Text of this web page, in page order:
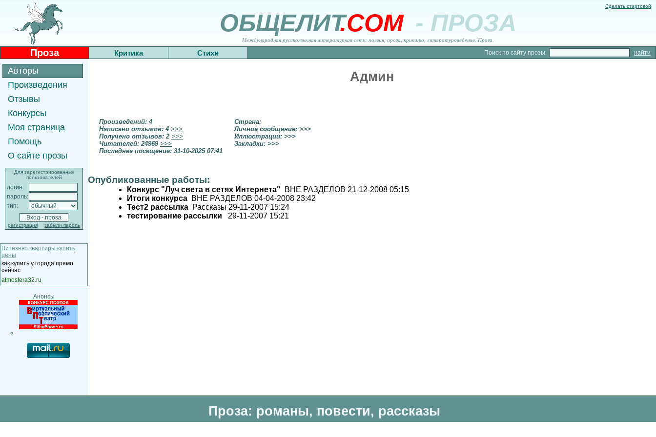
Сделать стартовой
ОБЩЕЛИТ.COM - ПРОЗА
Международная русскоязычная литературная сеть: поэзия, проза, критика, литературоведение. Проза.
Проза Критика Стихи Поиск по сайту прозы:
Авторы
Произведения
Отзывы
Конкурсы
Моя страница
Помощь
О сайте прозы
Для зарегистрированных
пользователей
логин:
пароль:
тип:
регистрация забыли пароль
Витязево квартиры купить
цены
как купить у города прямо
сейчас
atmosfera32.ru
Анонсы
Админ
Произведений: 4
Написано отзывов: 4 >>>
Получено отзывов: 2 >>>
Читателей: 24969 >>>
Последнее посещение: 31-10-2025 07:41
Страна:
Личное сообщение: >>>
Иллюстрации: >>>
Закладки: >>>
Опубликованные работы:
Конкурс "Луч света в сетях Интернета" ВНЕ РАЗДЕЛОВ 21-12-2008 05:15
Итоги конкурса ВНЕ РАЗДЕЛОВ 04-04-2008 23:42
Тест2 рассылка Рассказы 29-11-2007 15:24
тестирование рассылки 29-11-2007 15:21
Проза: романы, повести, рассказы